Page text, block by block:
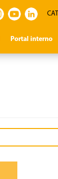
CAT
Portal interno